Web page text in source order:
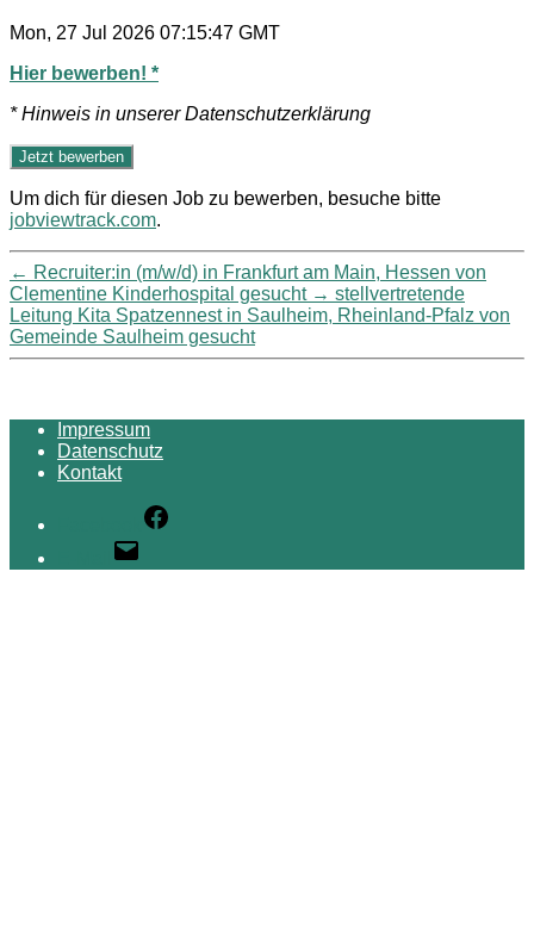
Mon, 27 Jul 2026 07:15:47 GMT
Hier bewerben! *
* Hinweis in unserer Datenschutzerklärung
Um dich für diesen Job zu bewerben, besuche bitte
jobviewtrack.com.
← Recruiter:in (m/w/d) in Frankfurt am Main, Hessen von
Clementine Kinderhospital gesucht → stellvertretende
Leitung Kita Spatzennest in Saulheim, Rheinland-Pfalz von
Gemeinde Saulheim gesucht
Impressum
Datenschutz
Kontakt